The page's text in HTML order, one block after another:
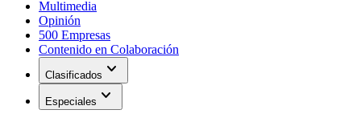
Multimedia
Opinión
500 Empresas
Contenido en Colaboración
Clasificados expand_more
Especiales expand_more